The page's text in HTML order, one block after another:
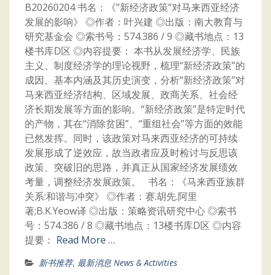
B20260204 书名：《”新经济政策”对马来西亚经济
发展的影响》 ◎作者：叶兴建 ◎出版：南大教育与
研究基金会 ◎索书号：574.386 / 9 ◎藏书地点：13
楼书库D区 ◎内容提要： 本书从发展经济学、民族
主义、制度经济学的理论视野，梳理“新经济政策”的
成因、基本内涵及其历史演变，分析“新经济政策”对
马来西亚经济结构、区域发展、政商关系、社会经
济长期发展等方面的影响。“新经济政策”是特定时代
的产物，其在“消除贫困”、“重组社会”等方面的效能
已然发挥。同时，该政策对马来西亚经济的可持续
发展形成了逆效应，故当政者应及时检讨与反思该
政策、突破旧的思路，并真正从国家经济发展绩效
考量，调整经济发展政策。 书名：《马来西亚族群
关系:和谐与冲突》 ◎作者：赛.胡先.阿里
著;B.K.Yeow译 ◎出版：策略资讯研究中心 ◎索书
号：574.386 / 8 ◎藏书地点：13楼书库D区 ◎内容
提要： Read More …
新书推荐, 最新消息 News & Activities